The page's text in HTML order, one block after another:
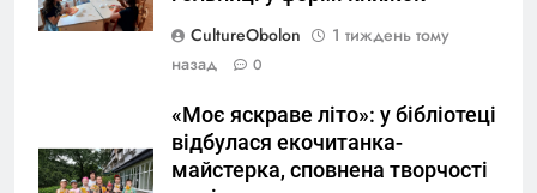
CultureObolon
1 тиждень тому
назад
0
«Моє яскраве літо»: у бібліотеці
відбулася екочитанка-
майстерка, сповнена творчості